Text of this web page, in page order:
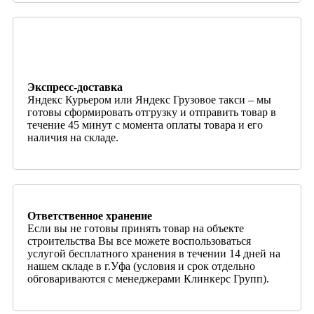
Экспресс-доставка
Яндекс Курьером или Яндекс Грузовое такси – мы
готовы сформировать отгрузку и отправить товар в
течение 45 минут с момента оплаты товара и его
наличия на складе.
Ответственное хранение
Если вы не готовы принять товар на объекте
строительства Вы все можете воспользоваться
услугой бесплатного хранения в течении 14 дней на
нашем складе в г.Уфа (условия и срок отдельно
обговариваются с менеджерами Клинкерс Групп).